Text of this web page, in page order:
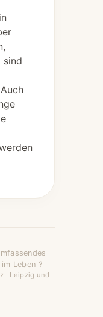
sind
Leben ?
· Leipzig und